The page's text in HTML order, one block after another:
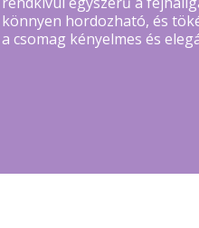
könnyen hordozható, és
a csomag kényelmes és